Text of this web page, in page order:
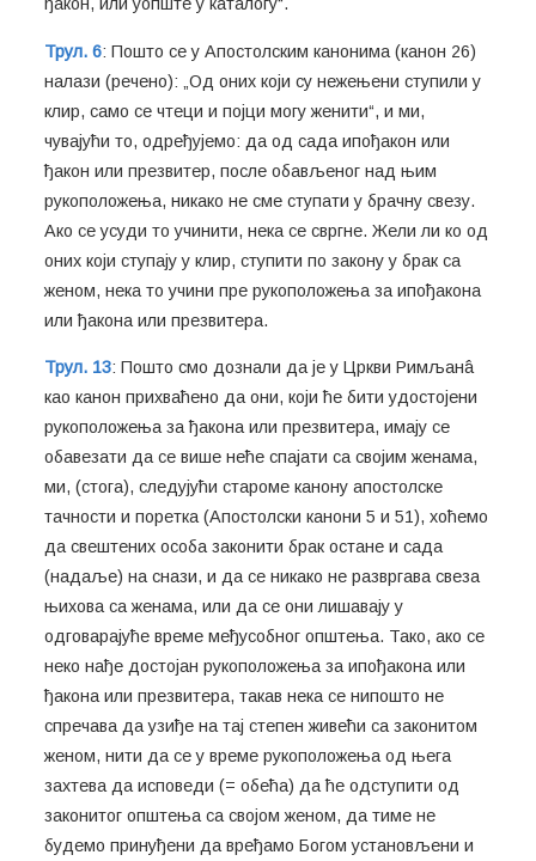
Трул. 6: Пошто се у Апостолским канонима (канон 26)
налази (речено): „Од оних који су нежењени ступили у
клир, само се чтеци и појци могу женити“, и ми,
чувајући то, одређујемо: да од сада ипођакон или
ђакон или презвитер, после обављеног над њим
рукоположења, никако не сме ступати у брачну свезу.
Ако се усуди то учинити, нека се свргне. Жели ли ко од
оних који ступају у клир, ступити по закону у брак са
женом, нека то учини пре рукоположења за ипођакона
или ђакона или презвитера.
Трул. 13: Пошто смо дознали да је у Цркви Римљанâ
као канон прихваћено да они, који ће бити удостојени
рукоположења за ђакона или презвитера, имају се
обавезати да се више неће спајати са својим женама,
ми, (стога), следујући староме канону апостолске
тачности и поретка (Апостолски канони 5 и 51), хоћемо
да свештених особа законити брак остане и сада
(надаље) на снази, и да се никако не развргава свеза
њихова са женама, или да се они лишавају у
одговарајуће време међусобног општења. Тако, ако се
неко нађе достојан рукоположења за ипођакона или
ђакона или презвитера, такав нека се нипошто не
спречава да узиђе на тај степен живећи са законитом
женом, нити да се у време рукоположења од њега
захтева да исповеди (= обећа) да ће одступити од
законитог општења са својом женом, да тиме не
будемо принуђени да вређамо Богом установљени и